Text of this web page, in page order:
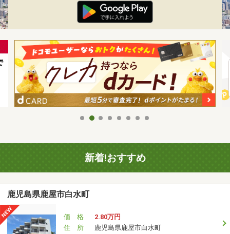
新着!おすすめ
鹿児島県鹿屋市白水町
価 格
2.80万円
住 所
鹿児島県鹿屋市白水町